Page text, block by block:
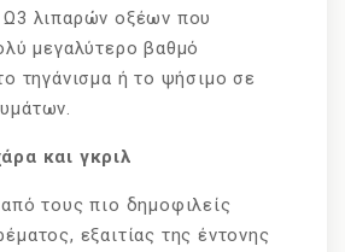
Ω3 λιπαρών οξέων που
μεγαλύτερο βαθμό
τηγάνισμα ή το ψήσιμο σε
και γκριλ
τους πιο δημοφιλείς
εξαιτίας της έντονης